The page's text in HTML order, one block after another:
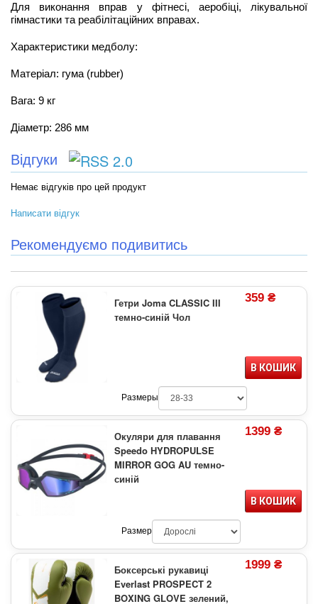
Для виконання вправ у фітнесі, аеробіці, лікувальної
гімнастики та реабілітаційних вправах.
Характеристики медболу:
Матеріал: гума (rubber)
Вага: 9 кг
Діаметр: 286 мм
Відгуки
Немає відгуків про цей продукт
Написати відгук
Рекомендуємо подивитись
Гетри Joma CLASSIC III
темно-синій Чол
359 ₴
В КОШИК
Размеры
Окуляри для плавання
Speedo HYDROPULSE
MIRROR GOG AU темно-
синій
1399 ₴
В КОШИК
Размер
Боксерські рукавиці
Everlast PROSPECT 2
BOXING GLOVE зелений,
1999 ₴